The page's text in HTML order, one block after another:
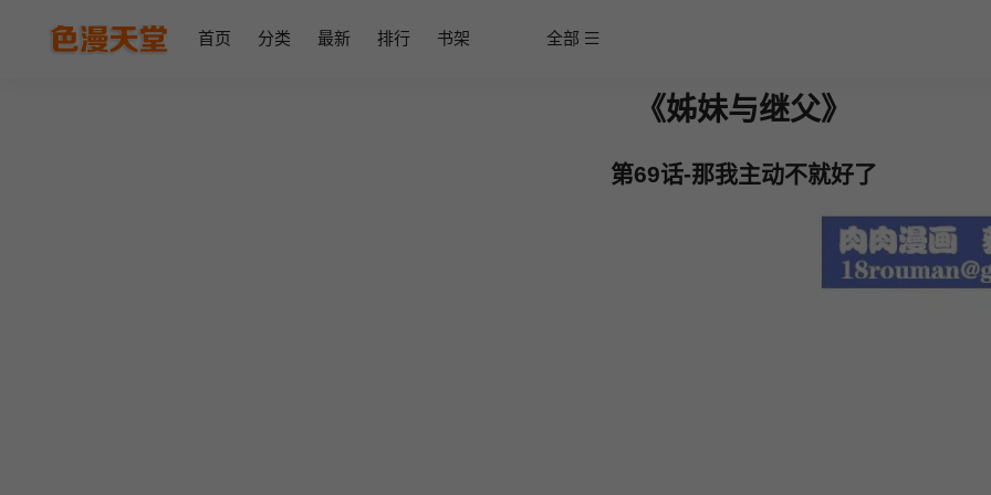
首页 分类 最新 排行 书架 全部
《姊妹与继父》
第69话-那我主动不就好了